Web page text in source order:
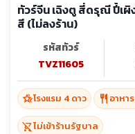
ทัวร์จีน เฉิงตู สี่ดรุณี ปี้เผิ
สี (ไม่ลงร้าน)
รหัสทัวร์
TVZ11605
hotel_classโรงแรม 4 ดาว restaurant อาหา
shopping_cart_offไม่เข้าร้านรัฐบาล